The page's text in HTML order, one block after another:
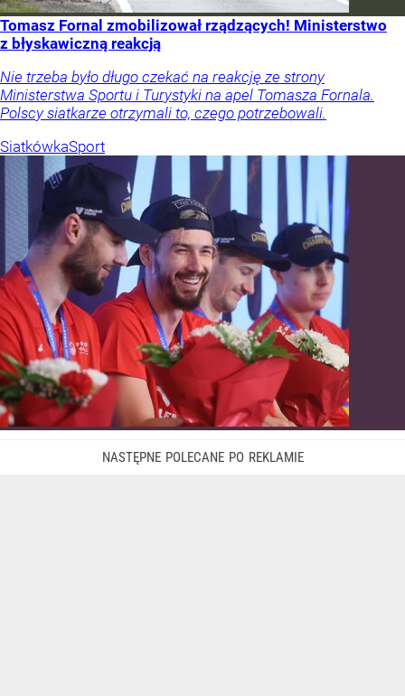
Tomasz Fornal zmobilizował rządzących! Ministerstwo
z błyskawiczną reakcją
Nie trzeba było długo czekać na reakcję ze strony
Ministerstwa Sportu i Turystyki na apel Tomasza Fornala.
Polscy siatkarze otrzymali to, czego potrzebowali.
SiatkówkaSport